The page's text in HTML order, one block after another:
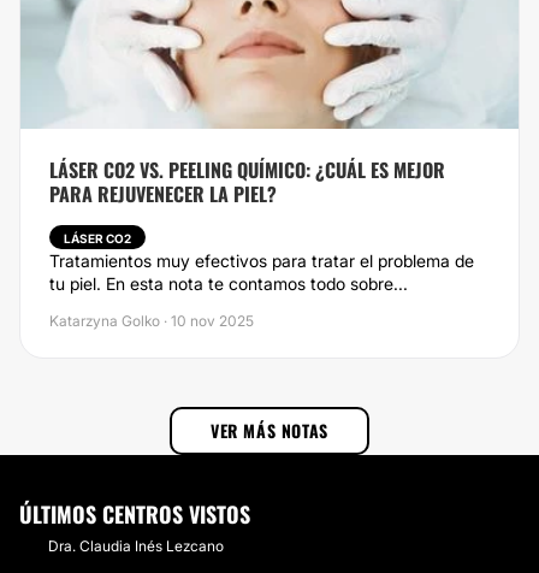
LÁSER CO2 VS. PEELING QUÍMICO: ¿CUÁL ES MEJOR
PARA REJUVENECER LA PIEL?
LÁSER CO2
Tratamientos muy efectivos para tratar el problema de
tu piel. En esta nota te contamos todo sobre...
Katarzyna Golko · 10 nov 2025
VER MÁS NOTAS
ÚLTIMOS CENTROS VISTOS
Dra. Claudia Inés Lezcano